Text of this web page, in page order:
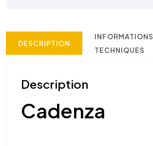
DESCRIPTION
INFORMATIONS
TECHNIQUES
Description
Cadenza